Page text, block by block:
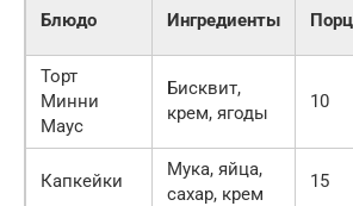
Блюдо Ингредиенты
Торт
Минни
Маус
Бисквит,
крем, ягоды
10
Капкейки
Мука, яйца,
сахар, крем
15